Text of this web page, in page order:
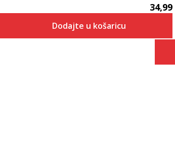
Dodajte u košaricu
34,99